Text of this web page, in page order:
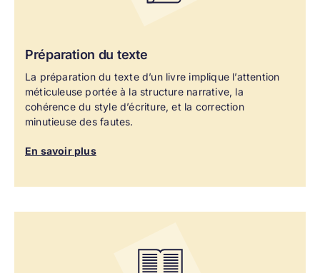
Préparation du texte
La préparation du texte d’un livre implique l’attention
méticuleuse portée à la structure narrative, la
cohérence du style d’écriture, et la correction
minutieuse des fautes.
En savoir plus